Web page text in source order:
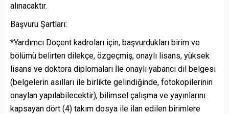
alınacaktır.
Başvuru Şartları:
*Yardımcı Doçent kadroları için, başvurdukları birim ve
bölümü belirten dilekçe, özgeçmiş, onaylı lisans, yüksek
lisans ve doktora diplomaları İle onaylı yabancı dil belgesi
(belgelerin asılları ile birlikte gelindiğinde, fotokopilerinin
onaylan yapılabilecektir), bilimsel çalışma ve yayınlarını
kapsayan dört (4) takım dosya ile ilan edilen birimlere